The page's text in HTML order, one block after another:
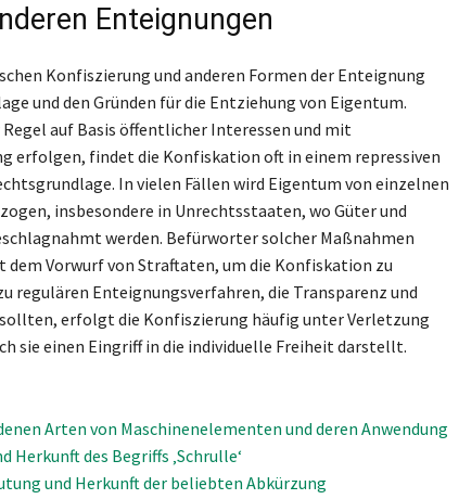
Enteignungen
Konfiszierung und anderen Formen der Enteignung
und den Gründen für die Entziehung von Eigentum.
auf Basis öffentlicher Interessen und mit
erfolgen, findet die Konfiskation oft in einem repressiven
In vielen Fällen wird Eigentum von einzelnen
insbesondere in Unrechtsstaaten, wo Güter und
werden. Befürworter solcher Maßnahmen
Vorwurf von Straftaten, um die Konfiskation zu
regulären Enteignungsverfahren, die Transparenz und
erfolgt die Konfiszierung häufig unter Verletzung
sie einen Eingriff in die individuelle Freiheit darstellt.
Arten von Maschinenelementen und deren Anwendung
Herkunft des Begriffs ‚Schrulle‘
und Herkunft der beliebten Abkürzung